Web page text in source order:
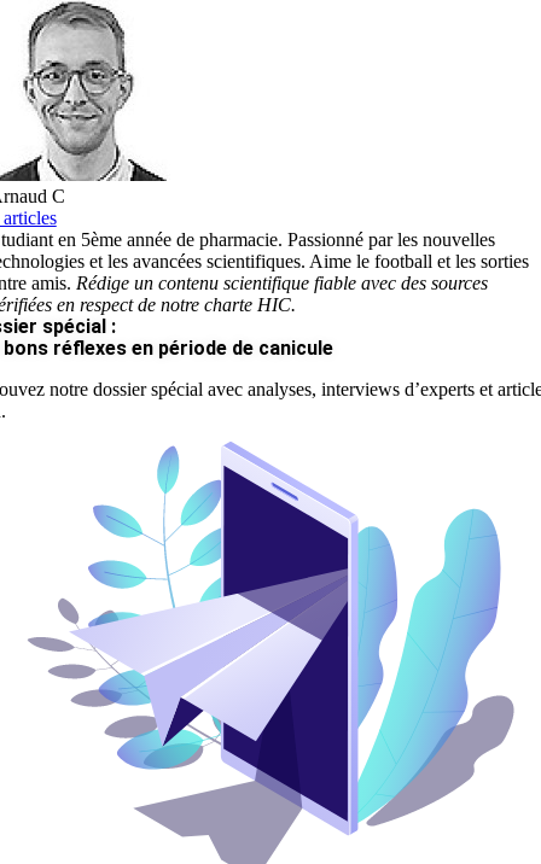
C
en 5ème année de pharmacie. Passionné par les nouvelles
et les avancées scientifiques. Aime le football et les sorties
amis. Rédige un contenu scientifique fiable avec des sources
en respect de notre charte HIC.
spécial :
bons réflexes en période de canicule
notre dossier spécial avec analyses, interviews d’experts et